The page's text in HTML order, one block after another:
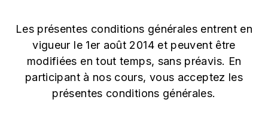
Les présentes conditions générales entrent en
vigueur le 1er août 2014 et peuvent être
modifiées en tout temps, sans préavis. En
participant à nos cours, vous acceptez les
présentes conditions générales.